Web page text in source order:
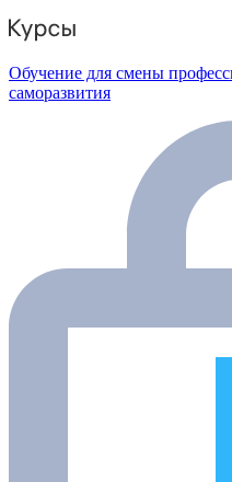
Обучение для смены
саморазвития